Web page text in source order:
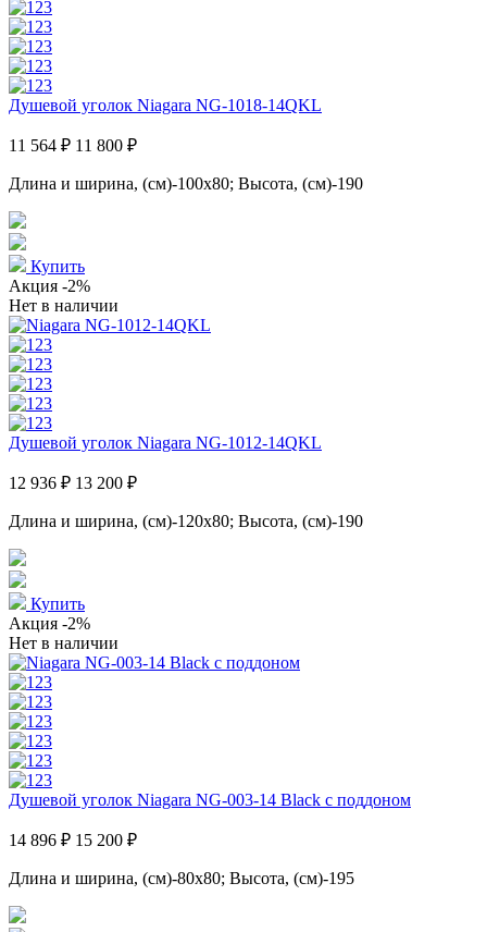
Душевой уголок Niagara NG-1018-14QKL
11 564 ₽ 11 800 ₽
Длина и ширина, (см)-100x80; Высота, (см)-190
Купить
Акция -2%
Нет в наличии
Душевой уголок Niagara NG-1012-14QKL
12 936 ₽ 13 200 ₽
Длина и ширина, (см)-120x80; Высота, (см)-190
Купить
Акция -2%
Нет в наличии
Душевой уголок Niagara NG-003-14 Black с поддоном
14 896 ₽ 15 200 ₽
Длина и ширина, (см)-80x80; Высота, (см)-195